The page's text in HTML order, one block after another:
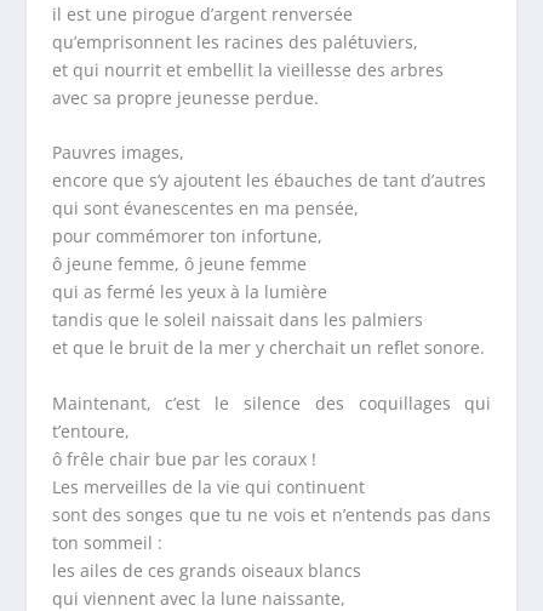
il est une pirogue d’argent renversée
qu’emprisonnent les racines des palétuviers,
et qui nourrit et embellit la vieillesse des arbres
avec sa propre jeunesse perdue.
Pauvres images,
encore que s’y ajoutent les ébauches de tant d’autres
qui sont évanescentes en ma pensée,
pour commémorer ton infortune,
ô jeune femme, ô jeune femme
qui as fermé les yeux à la lumière
tandis que le soleil naissait dans les palmiers
et que le bruit de la mer y cherchait un reflet sonore.
Maintenant, c’est le silence des coquillages qui
t’entoure,
ô frêle chair bue par les coraux !
Les merveilles de la vie qui continuent
sont des songes que tu ne vois et n’entends pas dans
ton sommeil :
les ailes de ces grands oiseaux blancs
qui viennent avec la lune naissante,